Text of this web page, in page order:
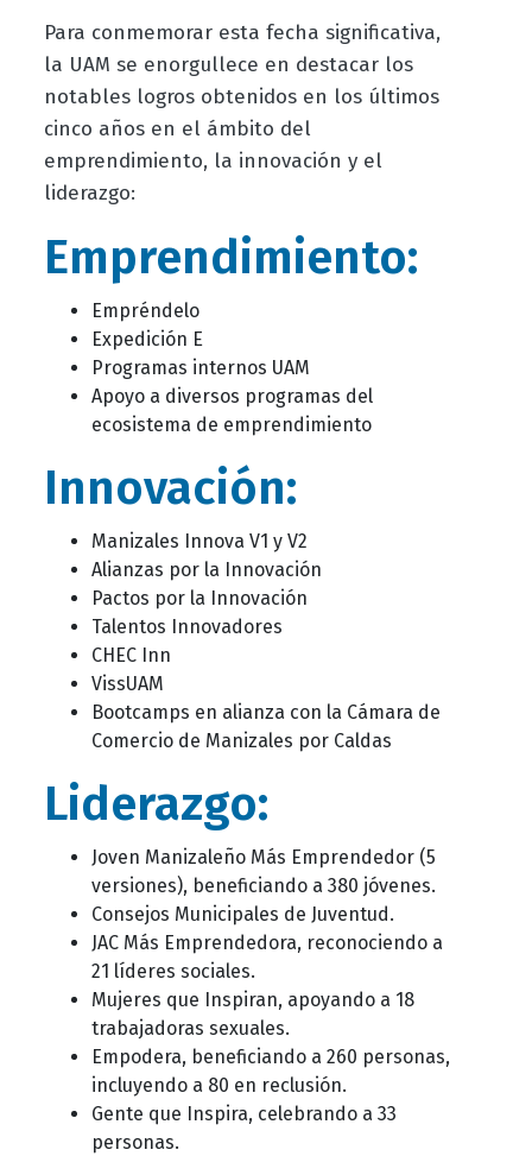
Para conmemorar esta fecha significativa,
la UAM se enorgullece en destacar los
notables logros obtenidos en los últimos
cinco años en el ámbito del
emprendimiento, la innovación y el
liderazgo:
Emprendimiento:
Empréndelo
Expedición E
Programas internos UAM
Apoyo a diversos programas del
ecosistema de emprendimiento
Innovación:
Manizales Innova V1 y V2
Alianzas por la Innovación
Pactos por la Innovación
Talentos Innovadores
CHEC Inn
VissUAM
Bootcamps en alianza con la Cámara de
Comercio de Manizales por Caldas
Liderazgo:
Joven Manizaleño Más Emprendedor (5
versiones), beneficiando a 380 jóvenes.
Consejos Municipales de Juventud.
JAC Más Emprendedora, reconociendo a
21 líderes sociales.
Mujeres que Inspiran, apoyando a 18
trabajadoras sexuales.
Empodera, beneficiando a 260 personas,
incluyendo a 80 en reclusión.
Gente que Inspira, celebrando a 33
personas.